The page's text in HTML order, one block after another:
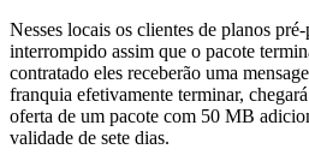
Nesses locais os clientes de planos
interrompido assim que o pacote
contratado eles receberão uma
franquia efetivamente terminar,
oferta de um pacote com 50 MB
validade de sete dias.